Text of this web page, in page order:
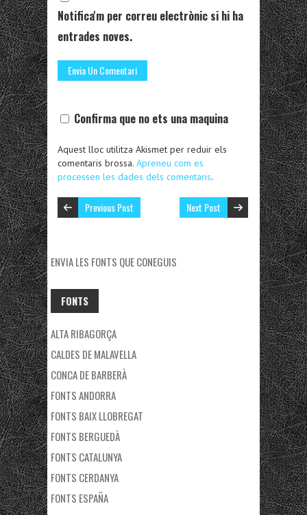
Notifica'm per correu electrònic si hi ha
entrades noves.
Confirma que no ets una maquina
Aquest lloc utilitza Akismet per reduir els
comentaris brossa. Apreneu com es
processen les dades dels comentaris.
Previous Post Next Post
ENVIA LES FONTS QUE CONEGUIS
FONTS
ALTA RIBAGORÇA
CALDES DE MALAVELLA
CONCA DE BARBERÀ
FONTS ANDORRA
FONTS BAIX LLOBREGAT
FONTS BERGUEDÀ
FONTS CATALUNYA
FONTS CERDANYA
FONTS ESPAÑA